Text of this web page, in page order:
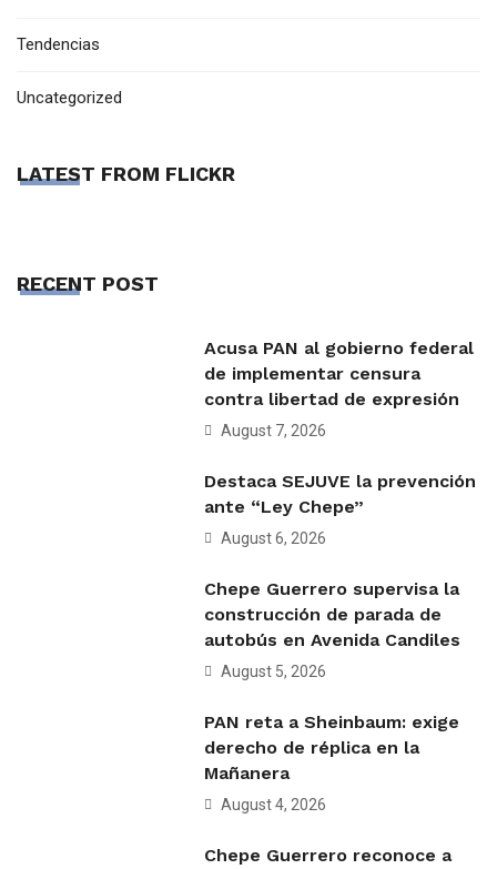
Tendencias
Uncategorized
LATEST FROM FLICKR
RECENT POST
Acusa PAN al gobierno federal
de implementar censura
contra libertad de expresión
August 7, 2026
Destaca SEJUVE la prevención
ante “Ley Chepe”
August 6, 2026
Chepe Guerrero supervisa la
construcción de parada de
autobús en Avenida Candiles
August 5, 2026
PAN reta a Sheinbaum: exige
derecho de réplica en la
Mañanera
August 4, 2026
Chepe Guerrero reconoce a